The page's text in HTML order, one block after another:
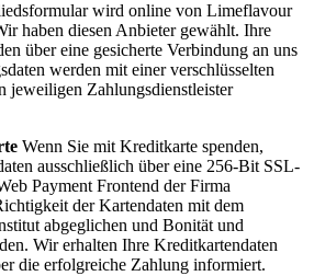
wird online von Limeflavour
haben diesen Anbieter gewählt. Ihre
über eine gesicherte Verbindung an uns
werden mit einer verschlüsselten
jeweiligen Zahlungsdienstleister
Wenn Sie mit Kreditkarte spenden,
ausschließlich über eine 256-Bit SSL-
Payment Frontend der Firma
der Kartendaten mit dem
abgeglichen und Bonität und
Wir erhalten Ihre Kreditkartendaten
die erfolgreiche Zahlung informiert.